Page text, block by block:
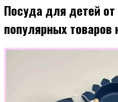
Посуда для детей от
популярных товаров